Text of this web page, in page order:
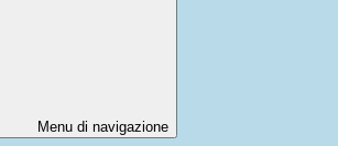
Menu di navigazione